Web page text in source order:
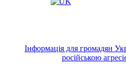
Інформація для громадян
російською